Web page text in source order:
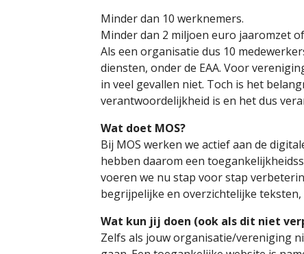
Minder dan 10 werknemers.
Minder dan 2 miljoen euro jaaromzet
Als een organisatie dus 10
diensten, onder de EAA. Voor
in veel gevallen niet. Toch is het
verantwoordelijkheid is en het dus
Wat doet MOS?
Bij MOS werken we actief aan de
hebben daarom een
voeren we nu stap voor stap
begrijpelijke en overzichtelijke
Wat kun jij doen (ook als dit niet
Zelfs als jouw organisatie/vereniging